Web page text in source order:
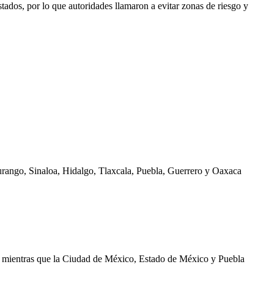
por lo que autoridades llamaron a evitar zonas de riesgo y
Sinaloa, Hidalgo, Tlaxcala, Puebla, Guerrero y Oaxaca
que la Ciudad de México, Estado de México y Puebla